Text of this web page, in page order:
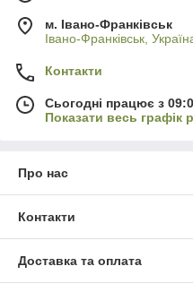
м. Івано-Франківськ
Івано-Франківськ,
Контакти
Сьогодні працює з
Показати весь графік
Про нас
Контакти
Доставка та оплата